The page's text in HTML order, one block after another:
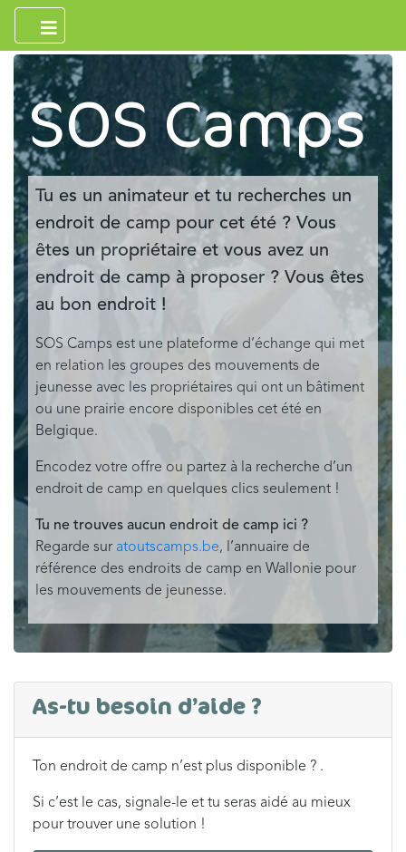
SOS Camps
Tu es un animateur et tu recherches un
endroit de camp pour cet été ? Vous
êtes un propriétaire et vous avez un
endroit de camp à proposer ? Vous êtes
au bon endroit !
SOS Camps est une plateforme d’échange qui met
en relation les groupes des mouvements de
jeunesse avec les propriétaires qui ont un bâtiment
ou une prairie encore disponibles cet été en
Belgique.
Encodez votre offre ou partez à la recherche d’un
endroit de camp en quelques clics seulement !
Tu ne trouves aucun endroit de camp ici ?
Regarde sur atoutscamps.be, l’annuaire de
référence des endroits de camp en Wallonie pour
les mouvements de jeunesse.
As-tu besoin d’aide ?
Ton endroit de camp n’est plus disponible ? .
Si c’est le cas, signale-le et tu seras aidé au mieux
pour trouver une solution !